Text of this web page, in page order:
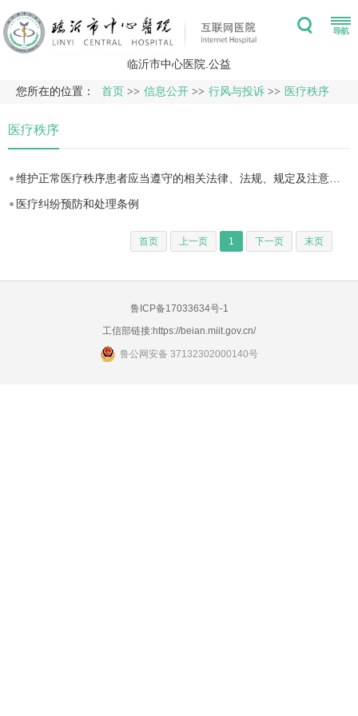
临沂市中心医院.公益
您所在的位置： 首页 >> 信息公开 >> 行风与投诉 >> 医疗秩序
医疗秩序
医疗纠纷预防和处理条例
首页 上一页 1 下一页 末页
鲁ICP备17033634号-1
工信部链接:https://beian.miit.gov.cn/
鲁公网安备 37132302000140号